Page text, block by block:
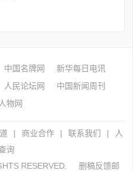
中国名牌网
新华每日电讯
人民论坛网
中国新闻周刊
物网
| 商业合作 | 联系我们 |
人
询
RESERVED.
删稿反馈邮